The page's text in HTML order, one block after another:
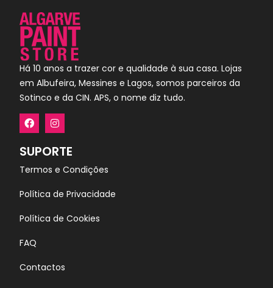
Há 10 anos a trazer cor e qualidade à sua casa. Lojas
em Albufeira, Messines e Lagos, somos parceiros da
Sotinco e da CIN. APS, o nome diz tudo.
SUPORTE
Termos e Condições
Política de Privacidade
Política de Cookies
FAQ
Contactos